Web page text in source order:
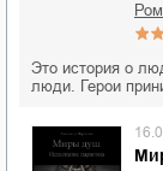
Это история о
люди. Герои